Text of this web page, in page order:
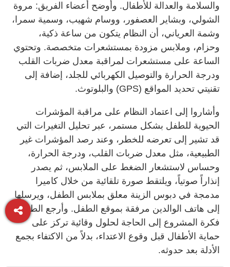
والسلامة والعدالة للأطفال. وأوضح أعضاء الفريق: مروة
الشولي، وبشاير العصفور، ووسام شهيب، وسمية سمرا،
وشمة العرياني، أن النظام يتكون من ساعة ذكية،
وحزام، وملابس مزودة بمستشعرات متخصصة. وتحتوي
الساعة على مستشعرات لمراقبة معدل ضربات القلب
ودرجة الحرارة والتوصيل الكهربائي للجلد، إضافة إلى
تقنيتي تحديد المواقع (GPS) والبلوتوث.
وأشاروا إلى اعتماد النظام على مراقبة المؤشرات
الحيوية للطفل بشكل مستمر، عبر تحليل التغيرات التي
قد تشير إلى تعرضه للخطر، وعند رصد المؤشرات غير
الطبيعية، مثل معدل ضربات القلب، ودرجة الحرارة،
وحساس لاستشعار الضغط على الملابس، ثم يصدر
إنذاراً صوتياً، ويلتقط صورة تلقائية من خلال كاميرا
مدمجة في دبوس الزينة معلق بملابس الطفل، ويرسلها
إلى هاتف الوالدين مرفقة بموقع الطفل. وأرجع الطلبة
فكرة المشروع إلى الحاجة لحلول وقائية تركز على
حماية الأطفال قبل وقوع الاعتداء، بدلاً من الاكتفاء بجمع
الأدلة بعد حدوثه.